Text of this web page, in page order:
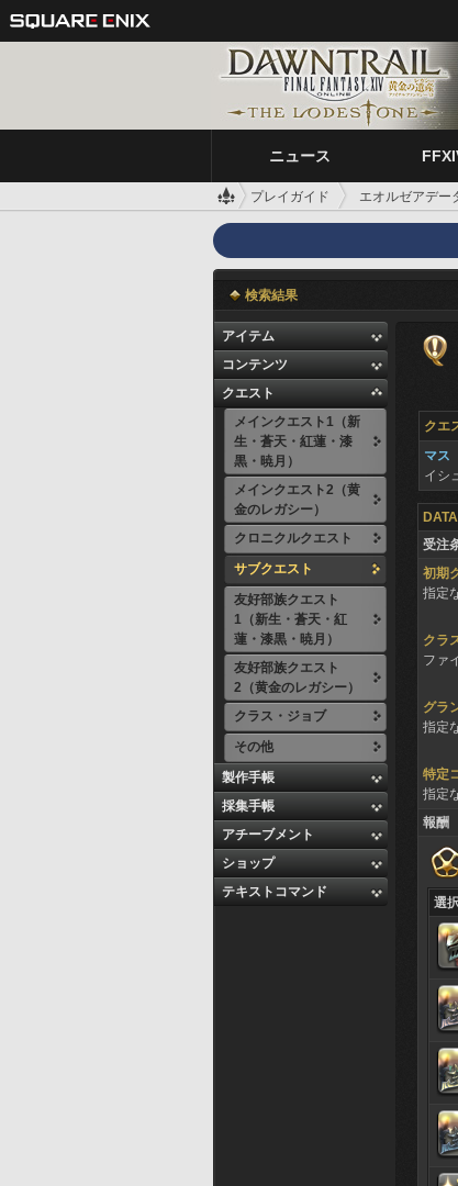
ニュース
プレイガイド エオルゼアデー
検索結果
アイテム
コンテンツ
クエスト
メインクエスト1（新
生・蒼天・紅蓮・漆
黒・暁月）
メインクエスト2（黄
金のレガシー）
クロニクルクエスト
サブクエスト
友好部族クエスト
1（新生・蒼天・紅
蓮・漆黒・暁月）
友好部族クエスト
2（黄金のレガシー）
クラス・ジョブ
その他
製作手帳
採集手帳
アチーブメント
ショップ
テキストコマンド
クエ
マス
イシ
DATA
受注
初期
指定
クラ
ファ
グラ
指定
特定
指定
報酬
選